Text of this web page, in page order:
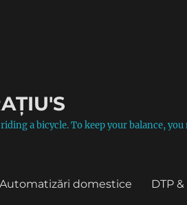
a bicycle. To keep your balance,
Automatizări domestice DTP